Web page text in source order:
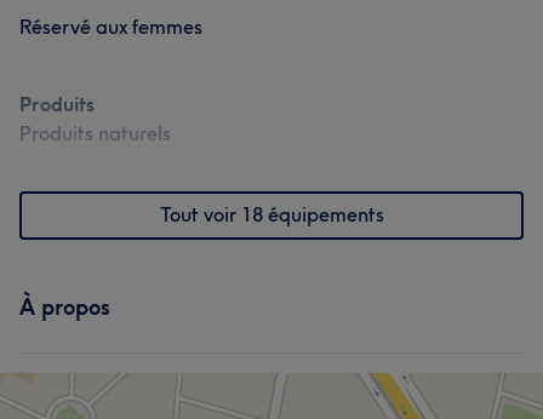
Réservé aux femmes
Produits
Produits naturels
Tout voir 18 équipements
À propos